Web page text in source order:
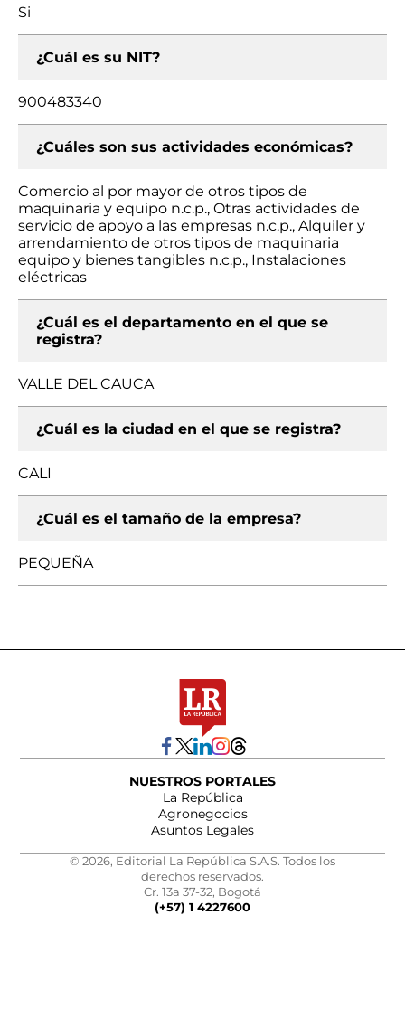
Si
¿Cuál es su NIT?
900483340
¿Cuáles son sus actividades económicas?
Comercio al por mayor de otros tipos de
maquinaria y equipo n.c.p., Otras actividades de
servicio de apoyo a las empresas n.c.p., Alquiler y
arrendamiento de otros tipos de maquinaria
equipo y bienes tangibles n.c.p., Instalaciones
eléctricas
¿Cuál es el departamento en el que se
registra?
VALLE DEL CAUCA
¿Cuál es la ciudad en el que se registra?
CALI
¿Cuál es el tamaño de la empresa?
PEQUEÑA
NUESTROS PORTALES
La República
Agronegocios
Asuntos Legales
© 2026, Editorial La República S.A.S. Todos los
derechos reservados.
Cr. 13a 37-32, Bogotá
(+57) 1 4227600